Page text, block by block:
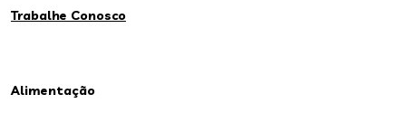
Trabalhe Conosco
Alimentação